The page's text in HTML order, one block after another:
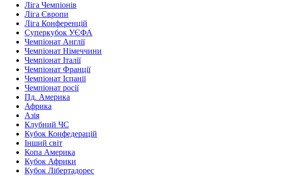
Ліга Чемпіонів
Ліга Європи
Ліга Конференцій
Суперкубок УЄФА
Чемпіонат Англії
Чемпіонат Німеччини
Чемпіонат Італії
Чемпіонат Франції
Чемпіонат Іспанії
Чемпіонат росії
Пд. Америка
Африка
Азія
Клубний ЧС
Кубок Конфедерацій
Інший світ
Копа Америка
Кубок Африки
Кубок Лібертадорес